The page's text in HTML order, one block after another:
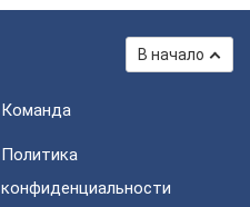
В начало
Команда
Политика
конфиденциальности